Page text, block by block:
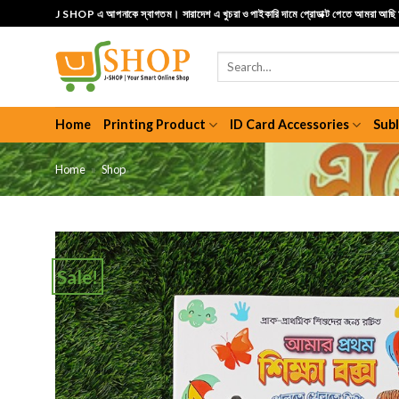
to
J SHOP এ আপনাকে স্বাগতম। সারাদেশ এ খুচরা ও পাইকারি দামে প্রোডাক্ট পেতে আমরা আছি
Search
Home Printing Product ID Card Accessories
Home » Shop
Sale!